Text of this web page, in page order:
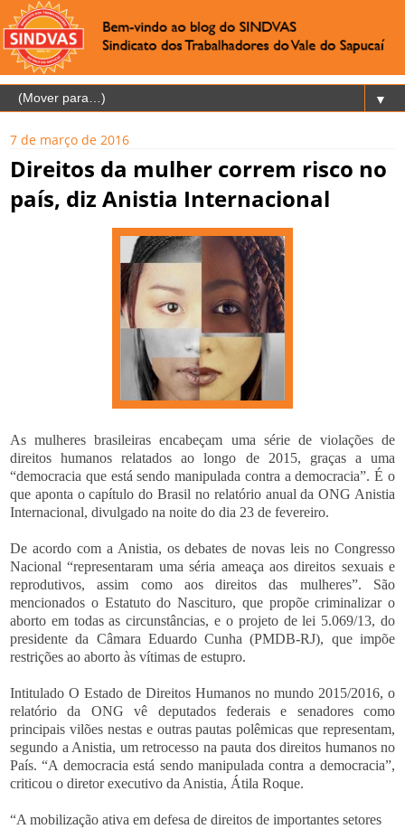
▼
7 de março de 2016
Direitos da mulher correm risco no
país, diz Anistia Internacional
As mulheres brasileiras encabeçam uma série de violações de
direitos humanos relatados ao longo de 2015, graças a uma
“democracia que está sendo manipulada contra a democracia”. É o
que aponta o capítulo do Brasil no relatório anual da ONG Anistia
Internacional, divulgado na noite do dia 23 de fevereiro.
De acordo com a Anistia, os debates de novas leis no Congresso
Nacional “representaram uma séria ameaça aos direitos sexuais e
reprodutivos, assim como aos direitos das mulheres”. São
mencionados o Estatuto do Nascituro, que propõe criminalizar o
aborto em todas as circunstâncias, e o projeto de lei 5.069/13, do
presidente da Câmara Eduardo Cunha (PMDB-RJ), que impõe
restrições ao aborto às vítimas de estupro.
Intitulado O Estado de Direitos Humanos no mundo 2015/2016, o
relatório da ONG vê deputados federais e senadores como
principais vilões nestas e outras pautas polêmicas que representam,
segundo a Anistia, um retrocesso na pauta dos direitos humanos no
País. “A democracia está sendo manipulada contra a democracia”,
criticou o diretor executivo da Anistia, Átila Roque.
“A mobilização ativa em defesa de direitos de importantes setores